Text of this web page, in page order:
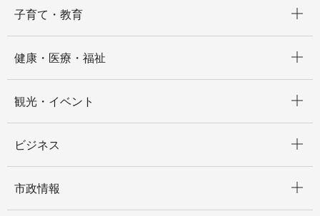
子育て・教育
健康・医療・福祉
観光・イベント
ビジネス
市政情報